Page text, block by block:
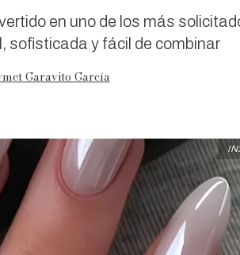
en uno de los más
sofisticada y fácil de combinar
Garavito García